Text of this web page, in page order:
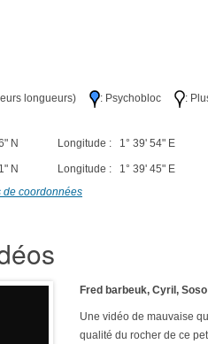
longueurs) : Psychobloc :
N Longitude : 1° 39' 54" E
N Longitude : 1° 39' 45" E
de coordonnées
Fred barbeuk, Cyril,
Une vidéo de mauvaise
qualité du rocher de ce